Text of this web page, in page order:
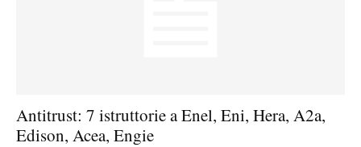
Antitrust: 7 istruttorie a Enel, Eni, Hera, A2a,
Edison, Acea, Engie